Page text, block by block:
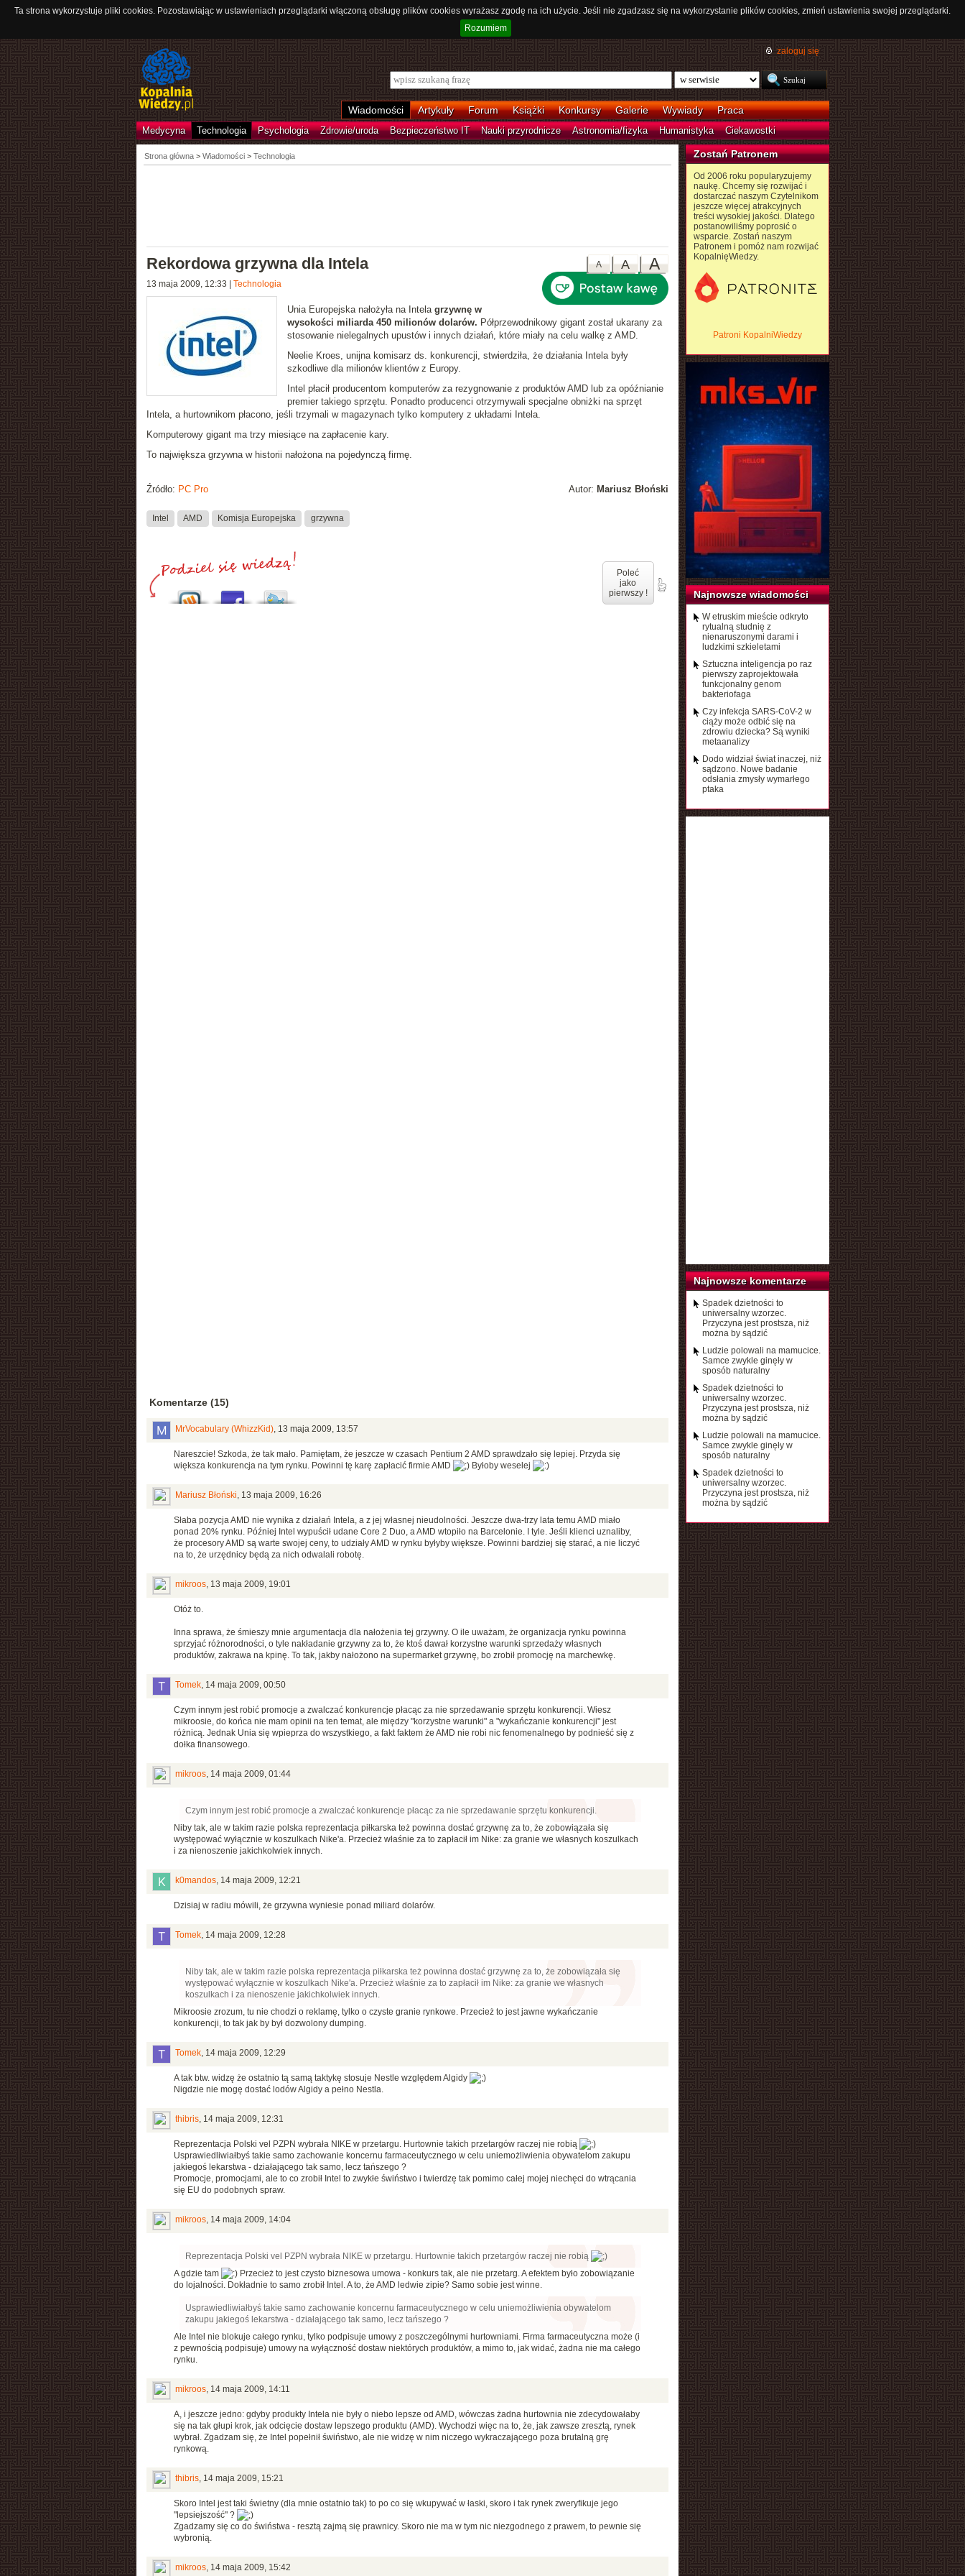
Ta strona wykorzystuje pliki cookies. Pozostawiając w ustawieniach przeglądarki włączoną obsługę plików cookies wyrażasz zgodę na ich użycie. Jeśli nie zgadzasz się na wykorzystanie plików cookies, zmień ustawienia swojej przeglądarki.
Rozumiem
zaloguj się
Wiadomości Artykuły Forum Książki Konkursy Galerie Wywiady Praca
Medycyna Technologia Psychologia Zdrowie/uroda Bezpieczeństwo IT Nauki przyrodnicze Astronomia/fizyka Humanistyka Ciekawostki
Strona główna> Wiadomości > Technologia
A
A
A
Rekordowa grzywna dla Intela
13 maja 2009, 12:33 Technologia
Unia Europejska nałożyła na Intela grzywnę w
wysokości miliarda 450 milionów dolarów. Półprzewodnikowy gigant został ukarany za
stosowanie nielegalnych upustów i innych działań, które miały na celu walkę z AMD.
Neelie Kroes, unijna komisarz ds. konkurencji, stwierdziła, że działania Intela były
szkodliwe dla milionów klientów z Europy.
Intel płacił producentom komputerów za rezygnowanie z produktów AMD lub za opóźnianie
premier takiego sprzętu. Ponadto producenci otrzymywali specjalne obniżki na sprzęt
Intela, a hurtownikom płacono, jeśli trzymali w magazynach tylko komputery z układami Intela.
Komputerowy gigant ma trzy miesiące na zapłacenie kary.
To największa grzywna w historii nałożona na pojedynczą firmę.
Autor: Mariusz Błoński
Źródło: PC Pro
Intel AMD Komisja Europejska grzywna
Poleć
jako
pierwszy !
Komentarze (15)
MrVocabulary (WhizzKid), 13 maja 2009, 13:57
Nareszcie! Szkoda, że tak mało. Pamiętam, że jeszcze w czasach Pentium 2 AMD sprawdzało się lepiej. Przyda się
większa konkurencja na tym rynku. Powinni tę karę zapłacić firmie AMD
Byłoby weselej
Mariusz Błoński, 13 maja 2009, 16:26
Słaba pozycja AMD nie wynika z działań Intela, a z jej własnej nieudolności. Jeszcze dwa-trzy lata temu AMD miało
ponad 20% rynku. Później Intel wypuścił udane Core 2 Duo, a AMD wtopiło na Barcelonie. I tyle. Jeśli klienci uznaliby,
że procesory AMD są warte swojej ceny, to udziały AMD w rynku byłyby większe. Powinni bardziej się starać, a nie liczyć
na to, że urzędnicy będą za nich odwalali robotę.
mikroos, 13 maja 2009, 19:01
Otóż to.
Inna sprawa, że śmieszy mnie argumentacja dla nałożenia tej grzywny. O ile uważam, że organizacja rynku powinna
sprzyjać różnorodności, o tyle nakładanie grzywny za to, że ktoś dawał korzystne warunki sprzedaży własnych
produktów, zakrawa na kpinę. To tak, jakby nałożono na supermarket grzywnę, bo zrobił promocję na marchewkę.
Tomek, 14 maja 2009, 00:50
Czym innym jest robić promocje a zwalczać konkurencje płacąc za nie sprzedawanie sprzętu konkurencji. Wiesz
mikroosie, do końca nie mam opinii na ten temat, ale między "korzystne warunki" a "wykańczanie konkurencji" jest
różnicą. Jednak Unia się wpieprza do wszystkiego, a fakt faktem że AMD nie robi nic fenomenalnego by podnieść się z
dołka finansowego.
mikroos, 14 maja 2009, 01:44
Czym innym jest robić promocje a zwalczać konkurencje płacąc za nie sprzedawanie sprzętu konkurencji.
Niby tak, ale w takim razie polska reprezentacja piłkarska też powinna dostać grzywnę za to, że zobowiązała się
występować wyłącznie w koszulkach Nike'a. Przecież właśnie za to zapłacił im Nike: za granie we własnych koszulkach
i za nienoszenie jakichkolwiek innych.
k0mandos, 14 maja 2009, 12:21
Dzisiaj w radiu mówili, że grzywna wyniesie ponad miliard dolarów.
Tomek, 14 maja 2009, 12:28
Niby tak, ale w takim razie polska reprezentacja piłkarska też powinna dostać grzywnę za to, że zobowiązała się
występować wyłącznie w koszulkach Nike'a. Przecież właśnie za to zapłacił im Nike: za granie we własnych
koszulkach i za nienoszenie jakichkolwiek innych.
Mikroosie zrozum, tu nie chodzi o reklamę, tylko o czyste granie rynkowe. Przecież to jest jawne wykańczanie
konkurencji, to tak jak by był dozwolony dumping.
Tomek, 14 maja 2009, 12:29
A tak btw. widzę że ostatnio tą samą taktykę stosuje Nestle względem Algidy
Nigdzie nie mogę dostać lodów Algidy a pełno Nestla.
thibris, 14 maja 2009, 12:31
Reprezentacja Polski vel PZPN wybrała NIKE w przetargu. Hurtownie takich przetargów raczej nie robią
Usprawiedliwiałbyś takie samo zachowanie koncernu farmaceutycznego w celu uniemożliwienia obywatelom zakupu
jakiegoś lekarstwa - działającego tak samo, lecz tańszego ?
Promocje, promocjami, ale to co zrobił Intel to zwykłe świństwo i twierdzę tak pomimo całej mojej niechęci do wtrącania
się EU do podobnych spraw.
mikroos, 14 maja 2009, 14:04
Reprezentacja Polski vel PZPN wybrała NIKE w przetargu. Hurtownie takich przetargów raczej nie robią
A gdzie tam
Przecież to jest czysto biznesowa umowa - konkurs tak, ale nie przetarg. A efektem było zobowiązanie
do lojalności. Dokładnie to samo zrobił Intel. A to, że AMD ledwie zipie? Samo sobie jest winne.
Usprawiedliwiałbyś takie samo zachowanie koncernu farmaceutycznego w celu uniemożliwienia obywatelom
zakupu jakiegoś lekarstwa - działającego tak samo, lecz tańszego ?
Ale Intel nie blokuje całego rynku, tylko podpisuje umowy z poszczególnymi hurtowniami. Firma farmaceutyczna może (i
z pewnością podpisuje) umowy na wyłączność dostaw niektórych produktów, a mimo to, jak widać, żadna nie ma całego
rynku.
mikroos, 14 maja 2009, 14:11
A, i jeszcze jedno: gdyby produkty Intela nie były o niebo lepsze od AMD, wówczas żadna hurtownia nie zdecydowałaby
się na tak głupi krok, jak odcięcie dostaw lepszego produktu (AMD). Wychodzi więc na to, że, jak zawsze zresztą, rynek
wybrał. Zgadzam się, że Intel popełnił świństwo, ale nie widzę w nim niczego wykraczającego poza brutalną grę
rynkową.
thibris, 14 maja 2009, 15:21
Skoro Intel jest taki świetny (dla mnie ostatnio tak) to po co się wkupywać w łaski, skoro i tak rynek zweryfikuje jego
"lepsiejszość" ?
Zgadzamy się co do świństwa - resztą zajmą się prawnicy. Skoro nie ma w tym nic niezgodnego z prawem, to pewnie się
wybronią.
mikroos, 14 maja 2009, 15:42
Zostań Patronem
Od 2006 roku popularyzujemy
naukę. Chcemy się rozwijać i
dostarczać naszym Czytelnikom
jeszcze więcej atrakcyjnych
treści wysokiej jakości. Dlatego
postanowiliśmy poprosić o
wsparcie. Zostań naszym
Patronem i pomóż nam rozwijać
KopalnięWiedzy.
Patroni KopalniWiedzy
Najnowsze wiadomości
W etruskim mieście odkryto
rytualną studnię z
nienaruszonymi darami i
ludzkimi szkieletami
Sztuczna inteligencja po raz
pierwszy zaprojektowała
funkcjonalny genom
bakteriofaga
Czy infekcja SARS-CoV-2 w
ciąży może odbić się na
zdrowiu dziecka? Są wyniki
metaanalizy
Dodo widział świat inaczej, niż
sądzono. Nowe badanie
odsłania zmysły wymarłego
ptaka
Najnowsze komentarze
Spadek dzietności to
uniwersalny wzorzec.
Przyczyna jest prostsza, niż
można by sądzić
Ludzie polowali na mamucice.
Samce zwykle ginęły w
sposób naturalny
Spadek dzietności to
uniwersalny wzorzec.
Przyczyna jest prostsza, niż
można by sądzić
Ludzie polowali na mamucice.
Samce zwykle ginęły w
sposób naturalny
Spadek dzietności to
uniwersalny wzorzec.
Przyczyna jest prostsza, niż
można by sądzić